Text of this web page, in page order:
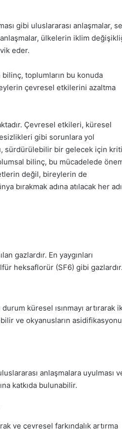
gibi uluslararası anlaşmalar,
anlaşmalar, ülkelerin iklim
eder.
toplumların bu konuda
çevresel etkilerini azaltma
Çevresel etkileri, küresel
gibi sorunlara yol
sürdürülebilir bir gelecek için
bilinç, bu mücadelede
değil, bireylerin de
bırakmak adına atılacak her
gazlardır. En yaygınları
heksaflorür (SF6) gibi gazlardır.
küresel ısınmayı artırarak
ve okyanusların
anlaşmalara uyulması
katkıda bulunabilir.
ve çevresel farkındalık artırma